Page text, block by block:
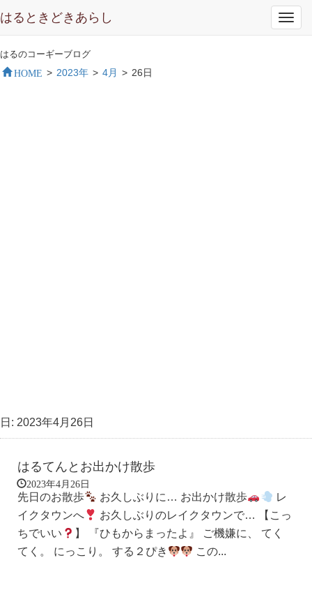
はるときどきあらし
はるのコーギーブログ
HOME > 2023年 > 4月 > 26日
日: 2023年4月26日
はるてんとお出かけ散歩
2023年4月26日
先日のお散歩 お久しぶりに… お出かけ散歩
レ
イクタウンへ
お久しぶりのレイクタウンで… 【こっ
ちでいい
】 『ひもからまったよ』 ご機嫌に、 てく
てく。 にっこり。 する２ぴき
この...